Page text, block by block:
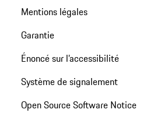
Mentions légales
Garantie
Énoncé sur l’accessibilité
Système de signalement
Open Source Software Notice